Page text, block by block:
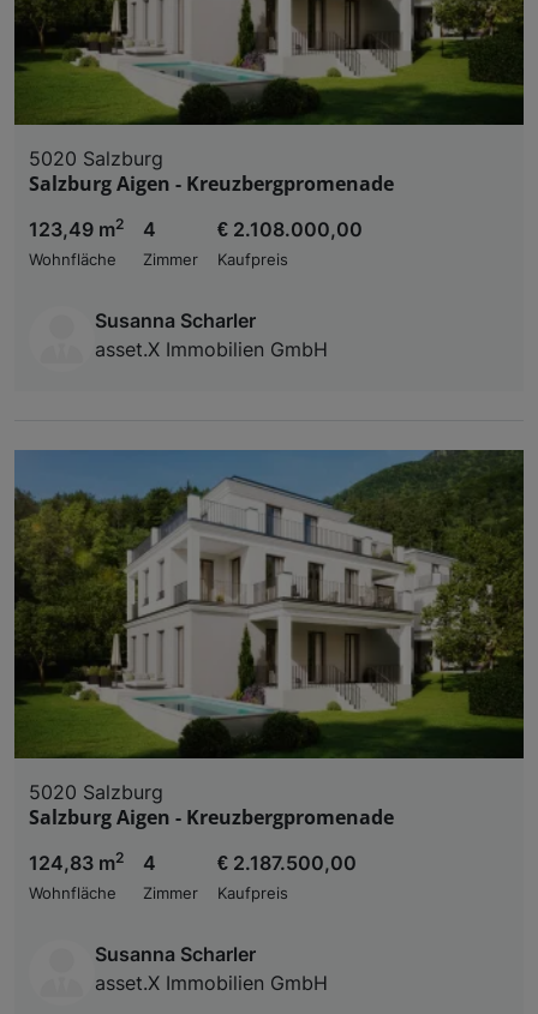
5020 Salzburg
Salzburg Aigen - Kreuzbergpromenade
123,49 m2
Wohnfläche
4
Zimmer
€ 2.108.000,00
Kaufpreis
Susanna Scharler
asset.X Immobilien GmbH
5020 Salzburg
Salzburg Aigen - Kreuzbergpromenade
124,83 m2
Wohnfläche
4
Zimmer
€ 2.187.500,00
Kaufpreis
Susanna Scharler
asset.X Immobilien GmbH